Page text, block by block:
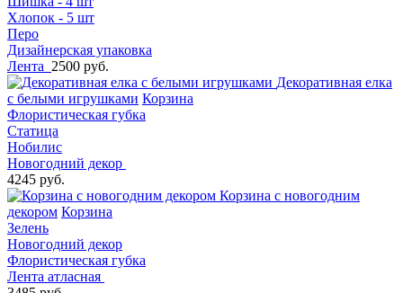
Хлопок - 5 шт
Перо
Дизайнерская упаковка
Лента 2500 руб.
Декоративная елка
с белыми игрушками Корзина
Флористическая губка
Статица
Нобилис
Новогодний декор
4245 руб.
Корзина с новогодним
декором Корзина
Зелень
Новогодний декор
Флористическая губка
Лента атласная